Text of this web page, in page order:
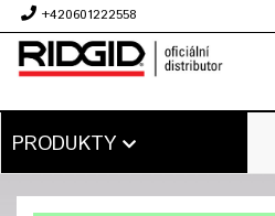
+420601222558
PRODUKTY